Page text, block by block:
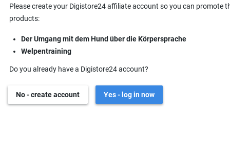
Please create your Digistore24 affiliate account so you can promote
products:
Der Umgang mit dem Hund über die Körpersprache
Welpentraining
Do you already have a Digistore24 account?
No - create account Yes - log in now